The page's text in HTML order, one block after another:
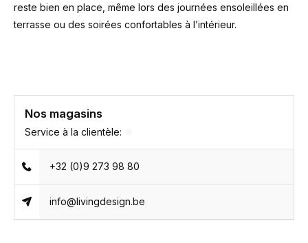
reste bien en place, même lors des journées ensoleillées en
terrasse ou des soirées confortables à l’intérieur.
Nos magasins
Service à la clientèle:
+32 (0)9 273 98 80
info@livingdesign.be